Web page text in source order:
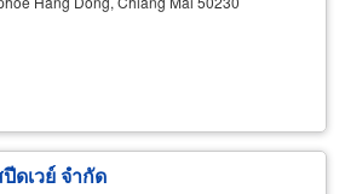
ดเวย์ จำกัด